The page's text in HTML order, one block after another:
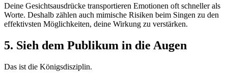
Deine Gesichtsausdrücke transportieren Emotionen oft schneller als
Worte. Deshalb zählen auch mimische Risiken beim Singen zu den
effektivsten Möglichkeiten, deine Wirkung zu verstärken.
5. Sieh dem Publikum in die Augen
Das ist die Königsdisziplin.